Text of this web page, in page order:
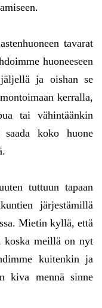
tavarat
huoneeseen
ja oishan se
kerralla,
tai vähintäänkin
saada koko huone
tuttuun tapaan
järjestämillä
Mietin kyllä, että
koska meillä on nyt
kuitenkin ja
kiva mennä sinne